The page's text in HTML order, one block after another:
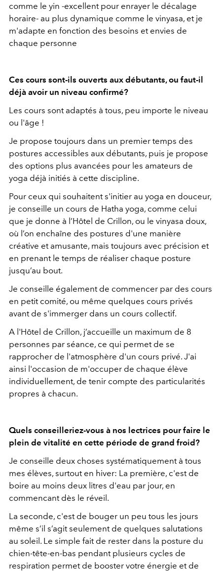
comme le yin -excellent pour enrayer le décalage
horaire- au plus dynamique comme le vinyasa, et je
m'adapte en fonction des besoins et envies de
chaque personne
Ces cours sont-ils ouverts aux débutants, ou faut-il
déjà avoir un niveau confirmé?
Les cours sont adaptés à tous, peu importe le niveau
ou l'âge !
Je propose toujours dans un premier temps des
postures accessibles aux débutants, puis je propose
des options plus avancées pour les amateurs de
yoga déjà initiés à cette discipline.
Pour ceux qui souhaitent s'initier au yoga en douceur,
je conseille un cours de Hatha yoga, comme celui
que je donne à l’Hôtel de Crillon, ou le vinyasa doux,
où l’on enchaîne des postures d'une manière
créative et amusante, mais toujours avec précision et
en prenant le temps de réaliser chaque posture
jusqu’au bout.
Je conseille également de commencer par des cours
en petit comité, ou même quelques cours privés
avant de s'immerger dans un cours collectif.
A l'Hôtel de Crillon, j’accueille un maximum de 8
personnes par séance, ce qui permet de se
rapprocher de l'atmosphère d'un cours privé. J'ai
ainsi l'occasion de m'occuper de chaque élève
individuellement, de tenir compte des particularités
propres à chacun.
Quels conseilleriez-vous à nos lectrices pour faire le
plein de vitalité en cette période de grand froid?
Je conseille deux choses systématiquement à tous
mes élèves, surtout en hiver: La première, c'est de
boire au moins deux litres d'eau par jour, en
commencant dès le réveil.
La seconde, c'est de bouger un peu tous les jours
même s’il s’agit seulement de quelques salutations
au soleil. Le simple fait de rester dans la posture du
chien-tête-en-bas pendant plusieurs cycles de
respiration permet de booster votre énergie et de